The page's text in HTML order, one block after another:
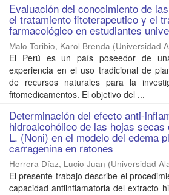
Evaluación del conocimiento de
el tratamiento fitoterapeutico y el
farmacológico en estudiantes
Malo Toribio, Karol Brenda (Universidad
El Perú es un país poseedor de
experiencia en el uso tradicional de
de recursos naturales para la
fitomedicamentos. El objetivo del ...
Determinación del efecto anti-
hidroalcohólico de las hojas
L. (Noni) en el modelo del edema
carragenina en ratones
Herrera Díaz, Lucio Juan (Universidad
El presente trabajo describe el
capacidad antiinflamatoria del extracto